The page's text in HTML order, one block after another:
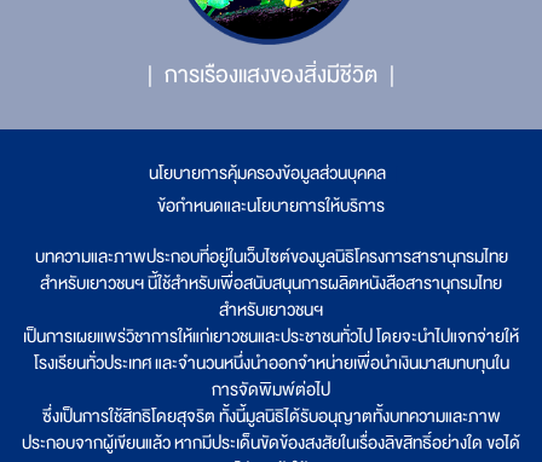
การเรืองแสงของสิ่งมีชีวิต
นโยบายการคุ้มครองข้อมูลส่วนบุคคล
ข้อกำหนดและนโยบายการให้บริการ
บทความและภาพประกอบที่อยู่ในเว็บไซต์ของมูลนิธิโครงการสารานุกรมไทย
สำหรับเยาวชนฯ นี้ใช้สำหรับเพื่อสนับสนุนการผลิตหนังสือสารานุกรมไทย
สำหรับเยาวชนฯ
เป็นการเผยแพร่วิชาการให้แก่เยาวชนและประชาชนทั่วไป โดยจะนำไปแจกจ่ายให้
โรงเรียนทั่วประเทศ และจำนวนหนึ่งนำออกจำหน่ายเพื่อนำเงินมาสมทบทุนใน
การจัดพิมพ์ต่อไป
ซึ่งเป็นการใช้สิทธิโดยสุจริต ทั้งนี้มูลนิธิได้รับอนุญาตทั้งบทความและภาพ
ประกอบจากผู้เขียนแล้ว หากมีประเด็นขัดข้องสงสัยในเรื่องลิขสิทธิ์อย่างใด ขอได้